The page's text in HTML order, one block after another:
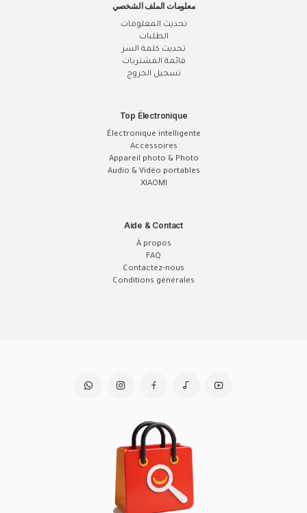
معلومات الملف الشخصي
تحديث المعلومات
الطلبات
تحديث كلمة السر
قائمة المشتريات
تسجيل الخروج
Top Électronique
Électronique intelligente
Accessoires
Appareil photo & Photo
Audio & Vidéo portables
XIAOMI
Aide & Contact
À propos
FAQ
Contactez-nous
Conditions générales